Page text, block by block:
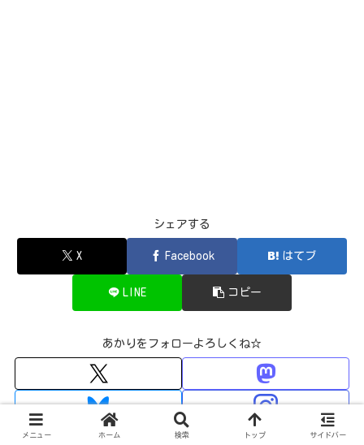
シェアする
X Facebook はてブ
LINE コピー
あかりをフォローよろしくね☆
メニュー ホーム 検索 トップ サイドバー